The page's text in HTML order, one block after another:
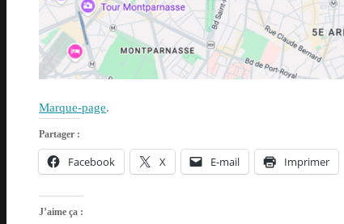
Marque-page.
Partager :
Facebook X E-mail Imprimer
J’aime ça :